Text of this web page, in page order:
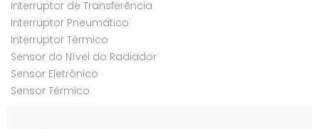
Interruptor de Transferência
Interruptor Pneumático
Interruptor Térmico
Sensor do Nível do Radiador
Sensor Eletrônico
Sensor Térmico